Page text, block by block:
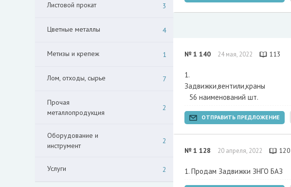
Листовой прокат 3
Цветные металлы 4
Метизы и крепеж 1
Лом, отходы, сырье 7
Прочая
металлопродукция
2
Оборудование и
инструмент
2
Услуги 2
№ 1 140 24 мая, 2022 113
Задвижки,вентили,краны
56 наименований шт.
ОТПРАВИТЬ ПРЕДЛОЖЕНИЕ
№ 1 128 20 апреля, 2022 120
Продам Задвижки ЗНГО БАЗ